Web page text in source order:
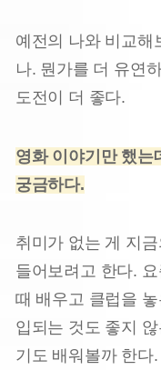
예전의 나와 비교해
나. 뭔가를 더 유연
도전이 더 좋다.
영화 이야기만 했는
궁금하다.
취미가 없는 게 지
들어보려고 한다.
때 배우고 클럽을
입되는 것도 좋지
기도 배 워볼까 한다